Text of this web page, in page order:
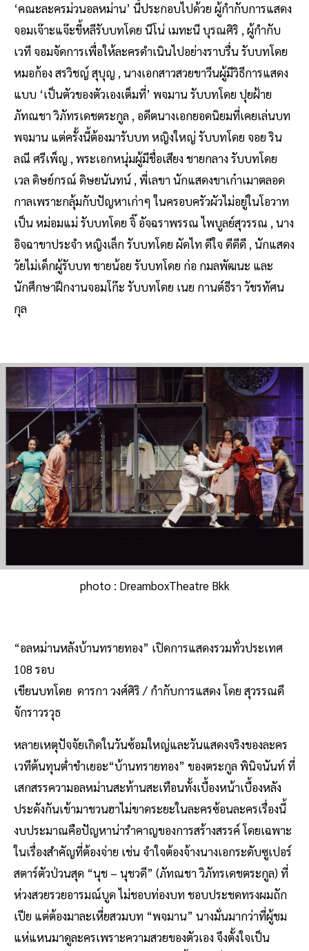
‘คณะละครม่วนอลหม่าน’ นี้ประกอบไปด้วย ผู้กำกับการแสดง
จอมเจ๊าะแจ๊ะขี้หลีรับบทโดย นีโน่ เมทะนี บุรณศิริ , ผู้กำกับ
เวที จอมจัดการเพื่อให้ละครดำเนินไปอย่างราบรื่น รับบทโดย
หมอก้อง สรวิชญ์ สุบุญ , นางเอกสาวสวยขาวีนผู้มีวิธีการแสดง
แบบ ‘เป็นตัวของตัวเองเต็มที่’ พจมาน รับบทโดย ปุยฝ้าย
ภัทณชา วิภัทรเดชตระกูล , อดีตนางเอกยอดนิยมที่เคยเล่นบท
พจมาน แต่ครั้งนี้ต้องมารับบท หญิงใหญ่ รับบทโดย จอย ริน
ลณี ศรีเพ็ญ , พระเอกหนุ่มผู้มีชื่อเสียง ชายกลาง รับบทโดย
เวล ดิษย์กรณ์ ดิษยนันทน์ , พี่เลขา นักแสดงขาเก๋าเมาตลอด
กาลเพราะกลุ้มกับปัญหาเก่าๆ ในครอบครัวผัวไม่อยู่ในโอวาท
เป็น หม่อมแม่ รับบทโดย จิ๊ อัจฉราพรรณ ไพบูลย์สุวรรณ , นาง
อิจฉาขาประจำ หญิงเล็ก รับบทโดย ผัดไท ดีใจ ดีดีดี , นักแสดง
วัยไม่เด็กผู้รับบท ชายน้อย รับบทโดย ก่อ กมลพัฒนะ และ
นักศึกษาฝึกงานจอมโก๊ะ รับบทโดย เนย กานต์ธีรา วัชรทัศน
กุล
photo : DreamboxTheatre Bkk
“อลหม่านหลังบ้านทรายทอง” เปิดการแสดงรวมทั่วประเทศ
108 รอบ
เขียนบทโดย ดารกา วงศ์ศิริ / กำกับการแสดง โดย สุวรรณดี
จักราวรวุธ
หลายเหตุปัจจัยเกิดในวันซ้อมใหญ่และวันแสดงจริงของละคร
เวทีต้นทุนต่ำขำเยอะ“บ้านทรายทอง” ของตระกูล พินิจนันท์ ที่
เสกสรรความอลหม่านสะท้านสะเทือนทั้งเบื้องหน้าเบื้องหลัง
ประดังกันเข้ามาชวนฮาไม่ขาดระยะในละครซ้อนละครเรื่องนี้
งบประมาณคือปัญหาน่ารำคาญของการสร้างสรรค์ โดยเฉพาะ
ในเรื่องสำคัญที่ต้องจ่าย เช่น จำใจต้องจ้างนางเอกระดับซูเปอร์
สตาร์ตัวป่วนสุด “นุช – นุชวดี” (ภัทณชา วิภัทรเดชตระกูล) ที่
ห่วงสวยรวยอารมณ์บูด ไม่ชอบท่องบท ชอบประชดทรงผมถัก
เปีย แต่ต้องมาละเหี่ยสวมบท “พจมาน” นางมั่นมากว่าที่ผู้ชม
แห่แหนมาดูละครเพราะความสวยของตัวเอง จึงตั้งใจเป็น